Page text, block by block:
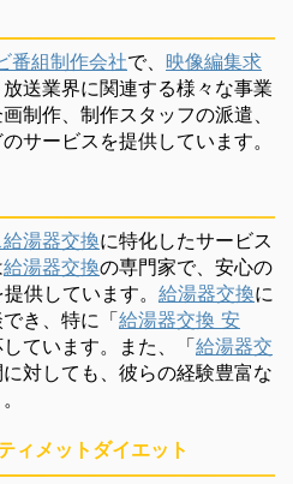
番組制作会社で、 映像編集求
送業界に関連する様々な事業
制作、制作スタッフの派遣、
サービスを提供しています。
給湯器交換に特化したサービス
給湯器交換の専門家で、安心の
供しています。 給湯器交換に
き、特に「給湯器交換 安
ています。また、「給湯器交
に対しても、彼らの経験豊富な
ィメットダイエット